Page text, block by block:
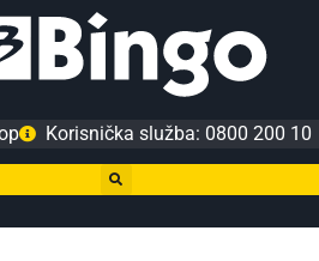
Korisnička služba: 0800 200 10